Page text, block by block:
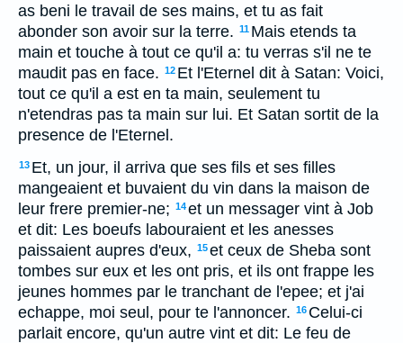
as beni le travail de ses mains, et tu as fait
abonder son avoir sur la terre. 11 Mais etends ta
main et touche à tout ce qu'il a: tu verras s'il ne te
maudit pas en face. 12 Et l'Eternel dit à Satan: Voici,
tout ce qu'il a est en ta main, seulement tu
n'etendras pas ta main sur lui. Et Satan sortit de la
presence de l'Eternel.
13 Et, un jour, il arriva que ses fils et ses filles
mangeaient et buvaient du vin dans la maison de
leur frere premier-ne; 14et un messager vint à Job
et dit: Les boeufs labouraient et les anesses
paissaient aupres d'eux, 15et ceux de Sheba sont
tombes sur eux et les ont pris, et ils ont frappe les
jeunes hommes par le tranchant de l'epee; et j'ai
echappe, moi seul, pour te l'annoncer. 16 Celui-ci
parlait encore, qu'un autre vint et dit: Le feu de